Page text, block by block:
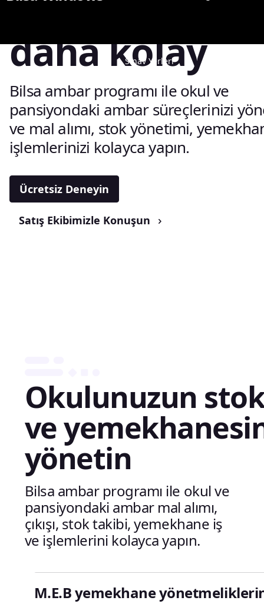
Sınav Yerleri
yapmak artık
daha kolay
Bilsa ambar programı ile okul ve
pansiyondaki ambar süreçlerinizi
ve mal alımı, stok yönetimi,
işlemlerinizi kolayca yapın.
Ücretsiz Deneyin
Satış Ekibimizle Konuşun
Okulunuzun stok
ve
yönetin
Bilsa ambar programı ile okul ve
pansiyondaki ambar mal alımı,
çıkışı, stok takibi, yemekhane iş
ve işlemlerini kolayca yapın.
M.E.B yemekhane